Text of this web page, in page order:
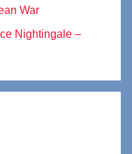
War
Nightingale –